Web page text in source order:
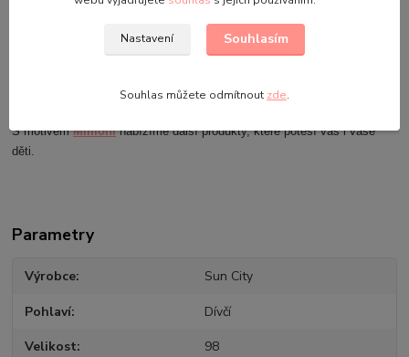
Krásné dívčí jednodílné plavky s motivem Mimoňů od Disneye.
Plavečky rozhodně nesmí chybět v šatníku malé princezny. Růžové
Složení materiálu: 85 % polyamid, 15 % elastan.
S motivemMimoninabízíme další produkty, které potěší vás i vaše
děti.
Parametry
Výrobce Sun City
Pohlaví Dívčí
Velikost 98
Nastavení Souhlasím
Souhlas můžete odmítnout zde.